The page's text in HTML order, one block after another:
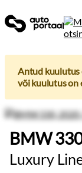
Antud kuulutus
või kuulutus on
BMW
Luxury